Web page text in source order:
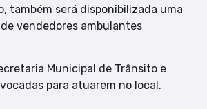
também será disponibilizada uma
vendedores ambulantes
Municipal de Trânsito e
para atuarem no local.